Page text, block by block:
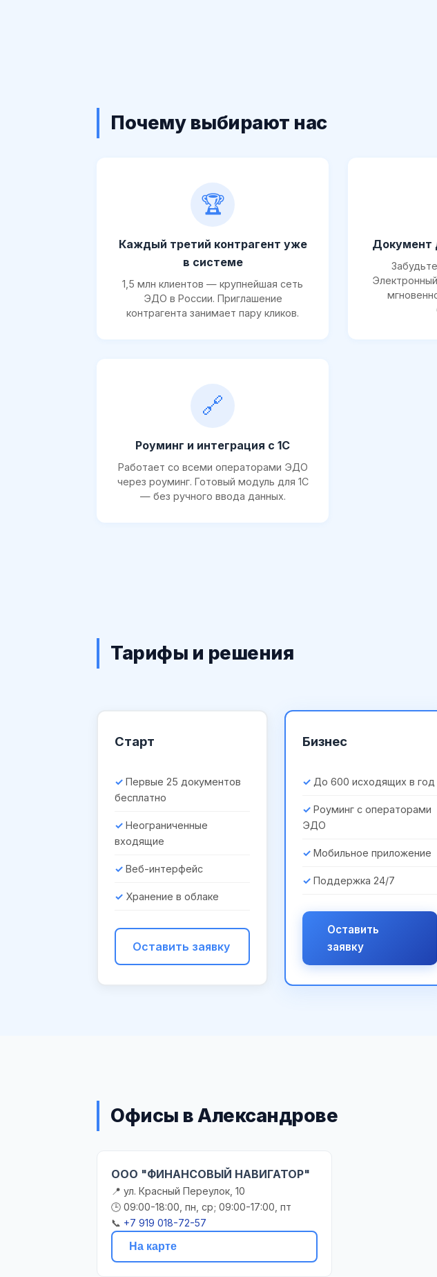
Почему выбирают нас
🏆
Каждый третий контрагент уже
в системе
1,5 млн клиентов — крупнейшая сеть
ЭДО в России. Приглашение
контрагента занимает пару кликов.
Документ
🔗
Роуминг и интеграция с 1С
Работает со всеми операторами ЭДО
через роуминг. Готовый модуль для 1С
— без ручного ввода данных.
Тарифы и решения
Старт
Первые 25 документов
бесплатно
Неограниченные
входящие
Веб-интерфейс
Хранение в облаке
Оставить заявку
Бизнес
До 600 исходящих в год
Роуминг с операторами
ЭДО
Мобильное приложение
Поддержка 24/7
Оставить
заявку
Офисы в Александрове
ООО "ФИНАНСОВЫЙ НАВИГАТОР"
📍 ул. Красный Переулок, 10
🕒 09:00-18:00, пн, ср; 09:00-17:00, пт
📞 +7 919 018-72-57
На карте